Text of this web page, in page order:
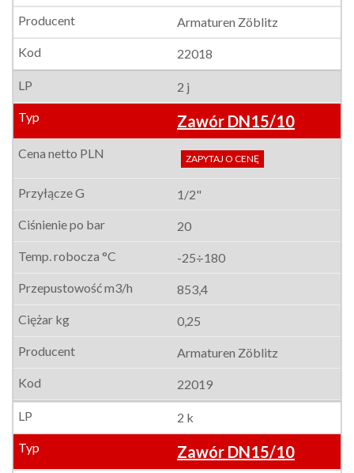
Armaturen Zöblitz
22018
2 j
Zawór DN15/10
ZAPYTAJ O CENĘ
1/2"
20
-25÷180
853,4
0,25
Armaturen Zöblitz
22019
2 k
Zawór DN15/10